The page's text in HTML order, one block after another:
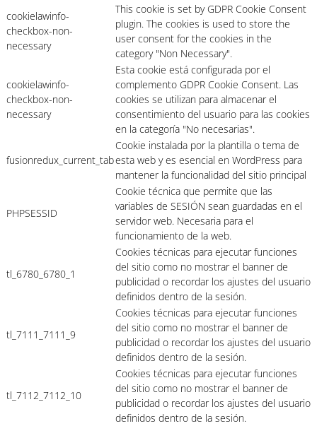
cookielawinfo-
checkbox-non-
necessary
This cookie is set by GDPR Cookie Consent
plugin. The cookies is used to store the
user consent for the cookies in the
category "Non Necessary".
cookielawinfo-
checkbox-non-
necessary
Esta cookie está configurada por el
complemento GDPR Cookie Consent. Las
cookies se utilizan para almacenar el
consentimiento del usuario para las cookies
en la categoría "No necesarias".
fusionredux_current_tab
Cookie instalada por la plantilla o tema de
esta web y es esencial en WordPress para
mantener la funcionalidad del sitio principal
PHPSESSID
Cookie técnica que permite que las
variables de SESIÓN sean guardadas en el
servidor web. Necesaria para el
funcionamiento de la web.
tl_6780_6780_1
Cookies técnicas para ejecutar funciones
del sitio como no mostrar el banner de
publicidad o recordar los ajustes del usuario
definidos dentro de la sesión.
tl_7111_7111_9
Cookies técnicas para ejecutar funciones
del sitio como no mostrar el banner de
publicidad o recordar los ajustes del usuario
definidos dentro de la sesión.
tl_7112_7112_10
Cookies técnicas para ejecutar funciones
del sitio como no mostrar el banner de
publicidad o recordar los ajustes del usuario
definidos dentro de la sesión.